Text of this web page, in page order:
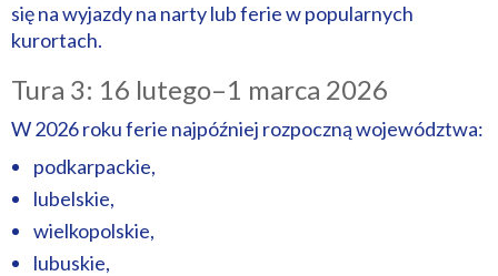
się na wyjazdy na narty lub ferie w popularnych
kurortach.
Tura 3: 16 lutego–1 marca 2026
W 2026 roku ferie najpóźniej rozpoczną województwa:
podkarpackie,
lubelskie,
wielkopolskie,
lubuskie,